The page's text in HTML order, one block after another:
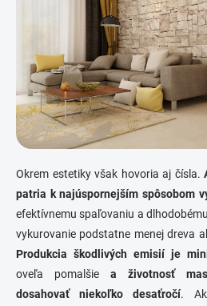
Okrem estetiky však hovoria aj čísla.
patria k najúspornejším spôsobom
efektívnemu spaľovaniu a
vykurovanie podstatne menej dreva
Produkcia škodlivých emisií je
oveľa pomalšie a životnosť
dosahovať niekoľko desaťročí.